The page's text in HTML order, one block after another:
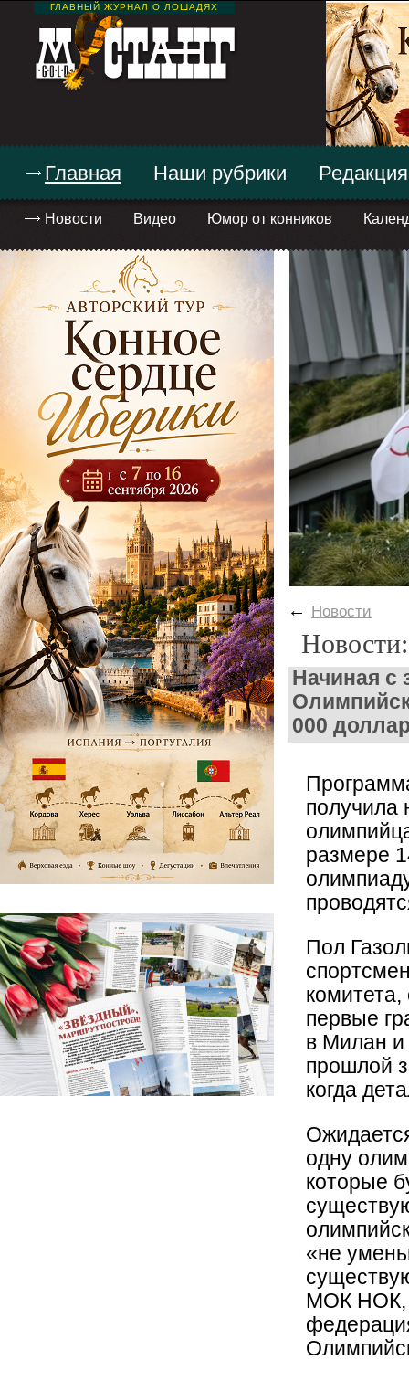
ГЛАВНЫЙ ЖУРНАЛ О ЛОШАДЯХ
Главная
Новости Видео Юмор от конников
Наши рубрики Редакция
← Новости
Начиная с
000
получила
размере
Пол
первые
в Милан и
прошлой
когда
одну
которые
«не
МОК НОК,